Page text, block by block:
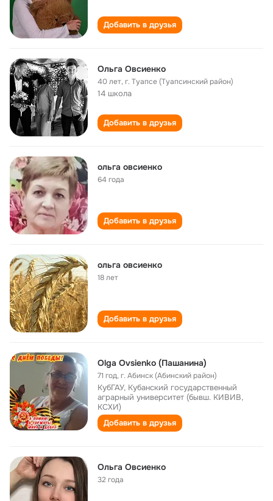
Добавить в друзья
Ольга Овсиенко
40 лет,г. Туапсе (Туапсинский район)
14 школа
Добавить в друзья
ольга овсиенко
64 года
Добавить в друзья
ольга овсиенко
18 лет
Добавить в друзья
Olga Ovsienko (Пашанина)
71 год,г. Абинск (Абинский район)
КубГАУ, Кубанский государственный
аграрный университет (бывш. КИВИВ,
КСХИ)
Добавить в друзья
Ольга Овсиенко
32 года